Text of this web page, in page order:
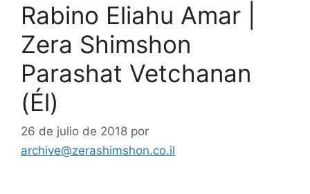
Rabino Eliahu Amar |
Zera Shimshon
Parashat Vetchanan
(Él)
26 de julio de 2018 por
archive@zerashimshon.co.il